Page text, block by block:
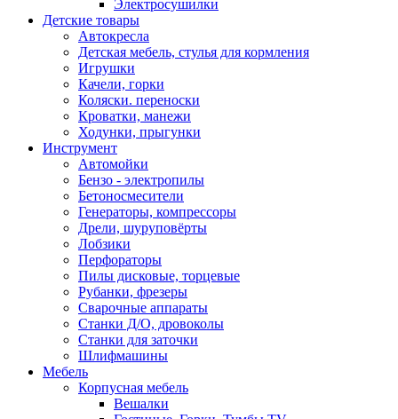
Электросушилки
Детские товары
Автокресла
Детская мебель, стулья для кормления
Игрушки
Качели, горки
Коляски. переноски
Кроватки, манежи
Ходунки, прыгунки
Инструмент
Автомойки
Бензо - электропилы
Бетоносмесители
Генераторы, компрессоры
Дрели, шуруповёрты
Лобзики
Перфораторы
Пилы дисковые, торцевые
Рубанки, фрезеры
Сварочные аппараты
Станки Д/О, дровоколы
Станки для заточки
Шлифмашины
Мебель
Корпусная мебель
Вешалки